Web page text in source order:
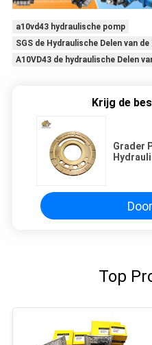
a10vd43 hydraulische pomp
SGS de Hydraulische Delen van
A10VD43 de hydraulische Delen
Krijg de
Grader
Top